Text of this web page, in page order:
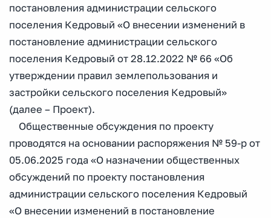
постановления администрации сельского
поселения Кедровый «О внесении изменений в
постановление администрации сельского
поселения Кедровый от 28.12.2022 № 66 «Об
утверждении правил землепользования и
застройки сельского поселения Кедровый»
(далее – Проект).
Общественные обсуждения по проекту
проводятся на основании распоряжения № 59-р от
05.06.2025 года «О назначении общественных
обсуждений по проекту постановления
администрации сельского поселения Кедровый
«О внесении изменений в постановление